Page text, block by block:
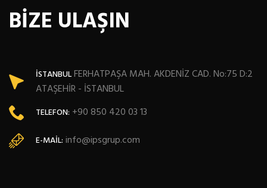
BİZE ULAŞIN
İSTANBULFERHATPAŞA MAH. AKDENİZ CAD. No:75 D:2
ATAŞEHİR - İSTANBUL
TELEFON: +90 850 420 03 13
E-MAIL: info@ipsgrup.com